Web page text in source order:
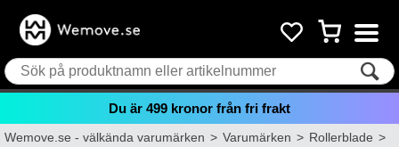
Du är 499 kronor från fri frakt
Wemove.se - välkända varumärken>Varumärken>Rollerblade>